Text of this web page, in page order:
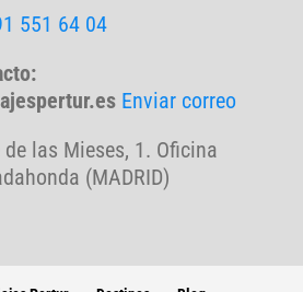
551 64 04
Enviar correo
de las Mieses, 1. Oficina
(MADRID)